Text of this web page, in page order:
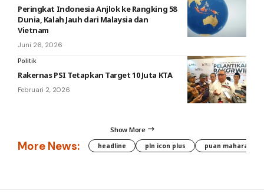
Peringkat Indonesia Anjlok ke Rangking 58
Dunia, Kalah Jauh dari Malaysia dan
Vietnam
Juni 26, 2026
Politik
Rakernas PSI Tetapkan Target 10 Juta KTA
Februari 2, 2026
Show More
More News: headline pln icon plus puan maharani